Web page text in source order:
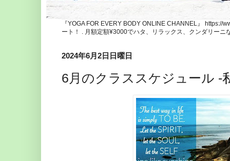
『YOGA FOR EVERY BODY ONLINE CHANNEL』
ート！ . 月額定額¥3000でハタ、リラックス、クンダリー
2024年6月2日日曜日
6月のクラススケジュール -